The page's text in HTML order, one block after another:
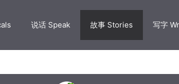
说话 Speak 故事 Stories 写字